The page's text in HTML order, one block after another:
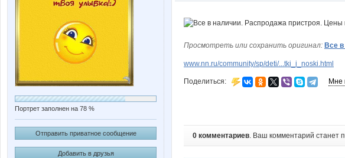
Портрет заполнен на 78 %
Отправить приватное сообщение
Добавить в друзья
Просмотреть или сохранить оригинал: Все
www.nn.ru/community/sp/deti/...tki_i_noski.html
Поделиться: Мне
0 комментариев. Ваш комментарий станет